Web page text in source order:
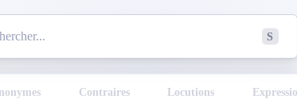
S
Contraires Locutions